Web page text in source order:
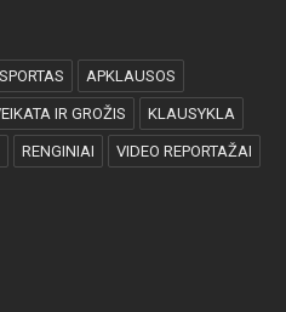
SPORTAS APKLAUSOS
IR GROŽIS KLAUSYKLA
RENGINIAI VIDEO REPORTAŽAI